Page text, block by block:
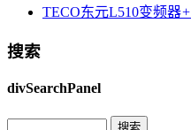
TECO东元L510变频器+
搜索
divSearchPanel